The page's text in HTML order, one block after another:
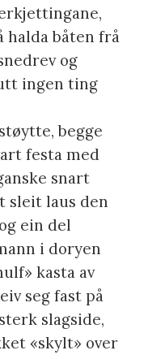
halda båten frå
og
ingen ting
begge
festa med
snart
sleit laus den
ein del
i doryen
kasta av
seg fast på
slagside,
«skylt» over